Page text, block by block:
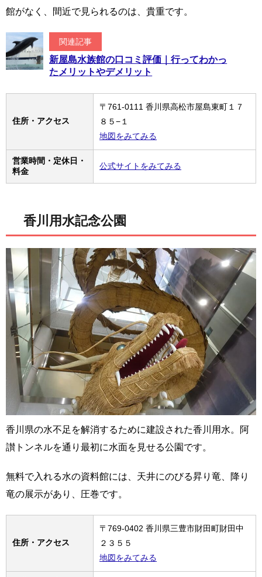
館がなく、間近で見られるのは、貴重です。
関連記事
新屋島水族館の口コミ評価｜行ってわかっ
たメリットやデメリット
住所・アクセス
〒761-0111 香川県高松市屋島東町１７
８５−１
地図をみてみる
営業時間・定休日・
料金
公式サイトをみてみる
香川用水記念公園
香川県の水不足を解消するために建設された香川用水。阿
讃トンネルを通り最初に水面を見せる公園です。
無料で入れる水の資料館には、天井にのびる昇り竜、降り
竜の展示があり、圧巻です。
住所・アクセス
〒769-0402 香川県三豊市財田町財田中
２３５５
地図をみてみる